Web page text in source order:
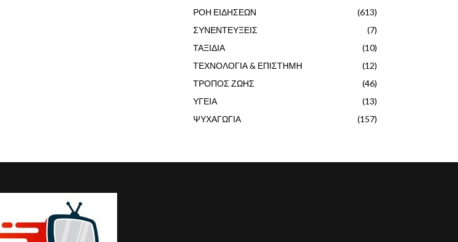
ΡΟΗ ΕΙΔΗΣΕΩΝ
(613)
ΣΥΝΕΝΤΕΥΞΕΙΣ
(7)
ΤΑΞΙΔΙΑ
(10)
ΤΕΧΝΟΛΟΓΙΑ & ΕΠΙΣΤΗΜΗ
(12)
ΤΡΟΠΟΣ ΖΩΗΣ
(46)
ΥΓΕΙΑ
(13)
ΨΥΧΑΓΩΓΙΑ
(157)